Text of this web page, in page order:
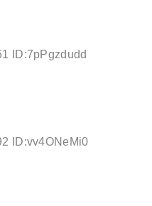
ID:7pPgzdudd
ID:vv4ONeMi0